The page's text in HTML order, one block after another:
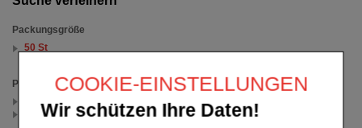
COOKIE-EINSTELLUNGEN
Wir schützen Ihre Daten!
Packungsgröße
50 St
Preis
< 25.00 (1)
>= 25.00 (1)